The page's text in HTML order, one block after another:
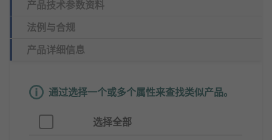
产品技术参数资料
法例与合规
产品详细信息
通过选择一个或多个属性来查找类似产品。
选择全部